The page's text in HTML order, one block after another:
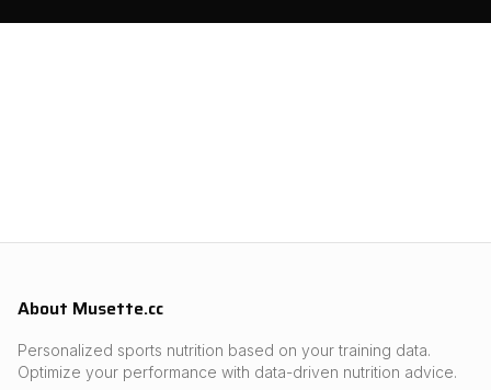
About Musette.cc
Personalized sports nutrition based on your training data.
Optimize your performance with data-driven nutrition advice.